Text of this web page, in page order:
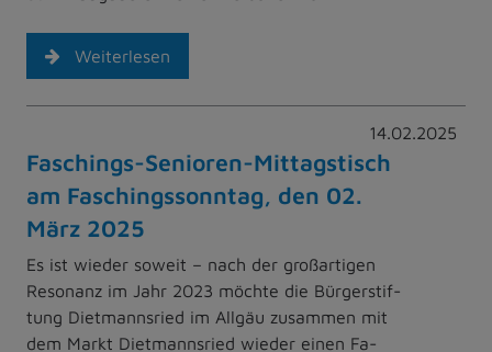
Weiterlesen
14.02.2025
Faschings-Senioren-Mittagstisch
am Faschingssonntag, den 02.
März 2025
Es ist wieder soweit – nach der großartigen
Resonanz im Jahr 2023 möchte die Bürgerstif-
tung Dietmannsried im Allgäu zusammen mit
dem Markt Dietmannsried wieder einen Fa-